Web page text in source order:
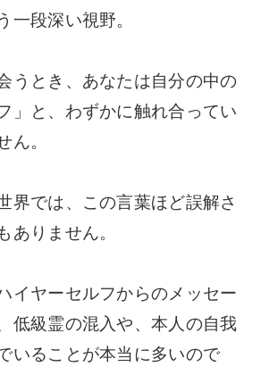
一段深い視野。
うとき、あなたは自分の中の
」と、わずかに触れ合ってい
ん。
界では、この言葉ほど誤解さ
ありません。
イヤーセルフからのメッセー
低級霊の混入や、本人の自我
いることが本当に多いので